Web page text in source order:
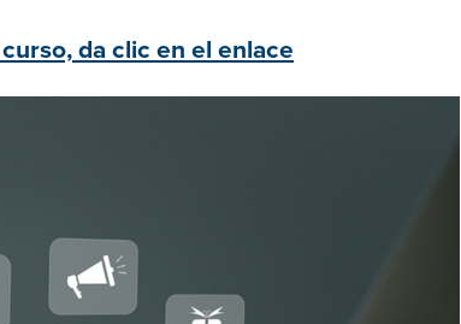
da clic en el enlace